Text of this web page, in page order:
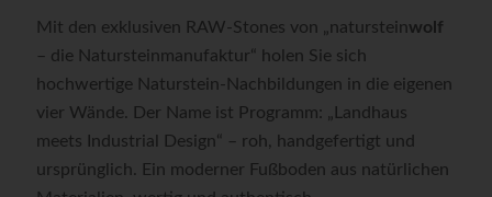
Mit den exklusiven RAW-Stones von „natursteinwolf
– die Natursteinmanufaktur“ holen Sie sich
hochwertige Naturstein-Nachbildungen in die eigenen
vier Wände. Der Name ist Programm: „Landhaus
meets Industrial Design“ – roh, handgefertigt und
ursprünglich. Ein moderner Fußboden aus natürlichen